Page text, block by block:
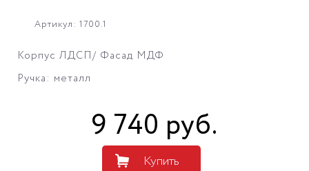
Артикул: 1700.1
Корпус ЛДСП/ Фасад МДФ
Ручка: металл
9 740 руб.
Купить